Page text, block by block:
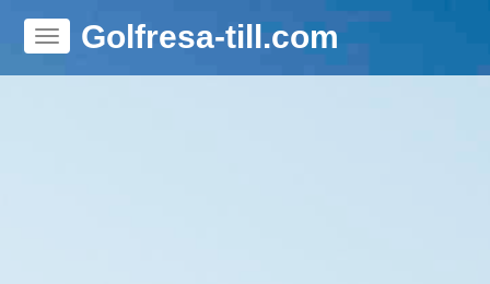
Golfresa-till.com